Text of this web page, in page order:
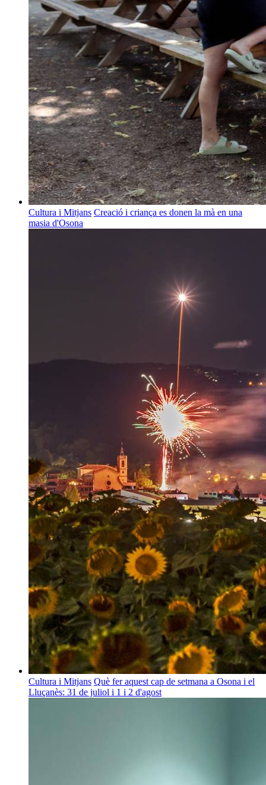
Cultura i Mitjans Creació i criança es donen la mà en una
masia d'Osona
Cultura i Mitjans Què fer aquest cap de setmana a Osona i el
Lluçanès: 31 de juliol i 1 i 2 d'agost